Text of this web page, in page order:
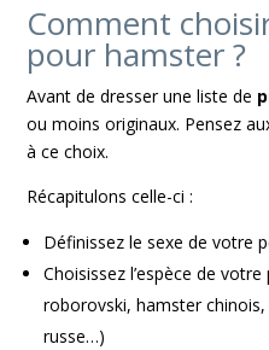
Comment
pour hamster ?
Avant de dresser une liste de
ou moins originaux. Pensez
à ce choix.
Récapitulons celle-ci :
Définissez le sexe de votre
Choisissez l’espèce de
roborovski, hamster
russe…)